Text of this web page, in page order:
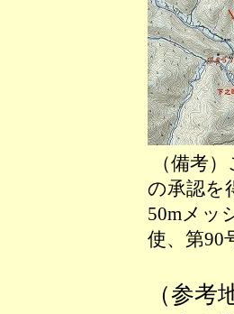
（備考
の承認を
50mメッ
使、第90
（参考